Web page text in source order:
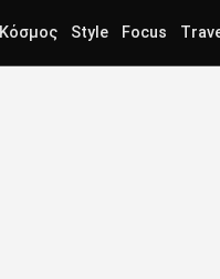
Κόσμος Style Focus